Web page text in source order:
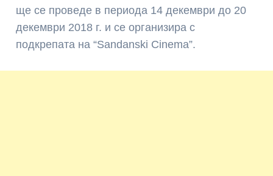
ще се проведе в периода 14 декември до 20
декември 2018 г. и се организира с
подкрепата на “Sandanski Cinema”.